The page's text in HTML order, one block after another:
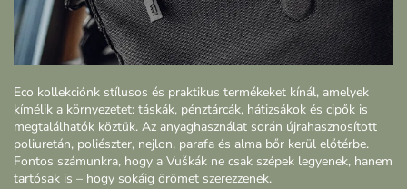
Eco kollekciónk stílusos és praktikus termékeket kínál, amelyek
kímélik a környezetet: táskák, pénztárcák, hátizsákok és cipők is
megtalálhatók köztük. Az anyaghasználat során újrahasznosított
poliuretán, poliészter, nejlon, parafa és alma bőr kerül előtérbe.
Fontos számunkra, hogy a Vuškák ne csak szépek legyenek, hanem
tartósak is – hogy sokáig örömet szerezzenek.